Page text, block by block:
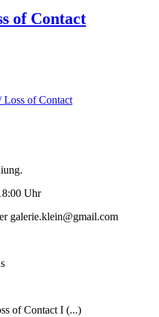
of Contact
Uhr
galerie.klein@gmail.com
of Contact I (...)